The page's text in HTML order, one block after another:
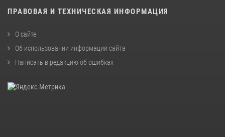
ПРАВОВАЯ И ТЕХНИЧЕСКАЯ ИНФОРМАЦИЯ
О сайте
Об использовании информации сайта
Написать в редакцию об ошибках